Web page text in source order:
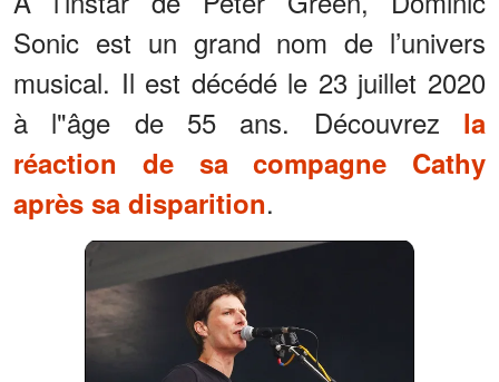
Sonic est un grand nom de l’univers
musical. Il est décédé le 23 juillet 2020
à l"âge de 55 ans. Découvrez la
réaction de sa compagne Cathy
après sa disparition.